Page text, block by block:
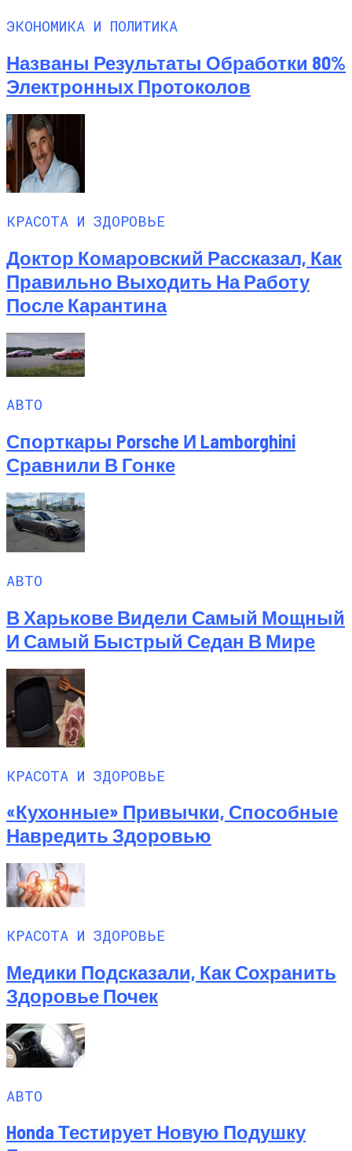
ЭКОНОМИКА И ПОЛИТИКА
Названы Результаты Обработки 80%
Электронных Протоколов
КРАСОТА И ЗДОРОВЬЕ
Доктор Комаровский Рассказал, Как
Правильно Выходить На Работу
После Карантина
АВТО
Спорткары Porsche И Lamborghini
Сравнили В Гонке
АВТО
В Харькове Видели Самый Мощный
И Самый Быстрый Седан В Мире
КРАСОТА И ЗДОРОВЬЕ
«Кухонные» Привычки, Способные
Навредить Здоровью
КРАСОТА И ЗДОРОВЬЕ
Медики Подсказали, Как Сохранить
Здоровье Почек
АВТО
Honda Тестирует Новую Подушку